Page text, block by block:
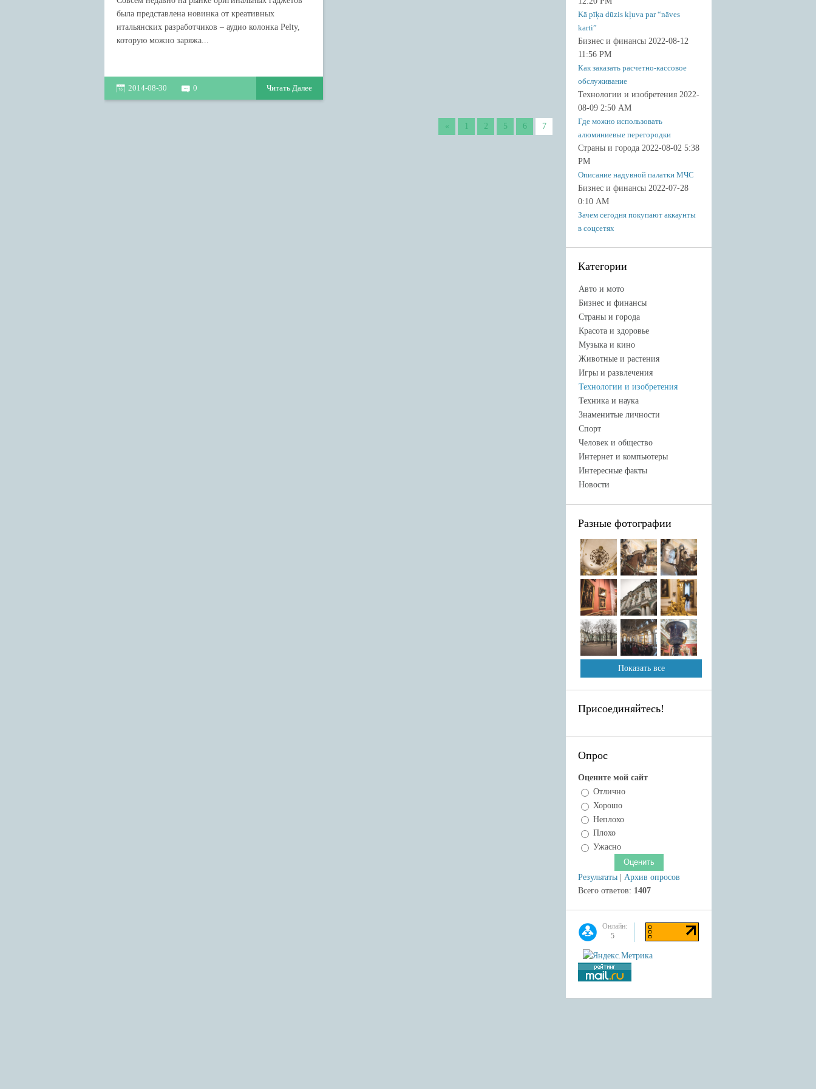
Интересные факты
Новости
была представлена новинка от креативных
итальянских разработчиков – аудио колонка Pelty,
которую можно заряжа...
2014-08-30 0 Читать Далее
« 1 2 5 6 7
Kā pīķa dūzis kļuva par “nāves
karti”
Бизнес и финансы 2022-08-12
11:56 PM
Как заказать расчетно-кассовое
обслуживание
Технологии и изобретения 2022-
08-09 2:50 AM
Где можно использовать
алюминиевые перегородки
Страны и города 2022-08-02 5:38
PM
Описание надувной палатки МЧС
Бизнес и финансы 2022-07-28
0:10 AM
Зачем сегодня покупают аккаунты
в соцсетях
Категории
Авто и мото
Бизнес и финансы
Страны и города
Красота и здоровье
Музыка и кино
Животные и растения
Игры и развлечения
Технологии и изобретения
Техника и наука
Знаменитые личности
Спорт
Человек и общество
Интернет и компьютеры
Интересные факты
Новости
Разные фотографии
Показать все
Присоединяйтесь!
Опрос
Оцените мой сайт
Отлично
Хорошо
Неплохо
Плохо
Ужасно
Результаты
Архив опросов
Всего ответов: 1407
Онлайн:
5